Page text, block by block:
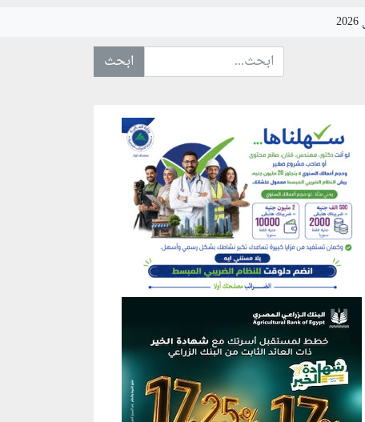
ابحث عن... :
منطقة إعلانية
منطقة إعلانية